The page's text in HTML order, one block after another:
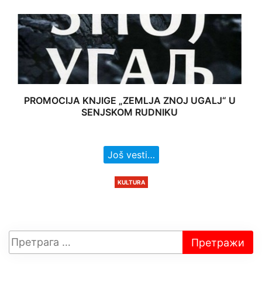
PROMOCIJA KNJIGE „ZEMLJA ZNOJ UGALJ“ U
SENJSKOM RUDNIKU
Još vesti…
KULTURA